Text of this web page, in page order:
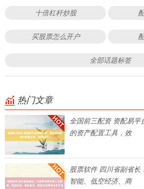
十倍杠杆炒股
买股票怎么开户
全部话题标签
热门文章
全国前三配资 资配易
的资产配置工具，效
股票软件 四川省副省长
智能、低空经济、商